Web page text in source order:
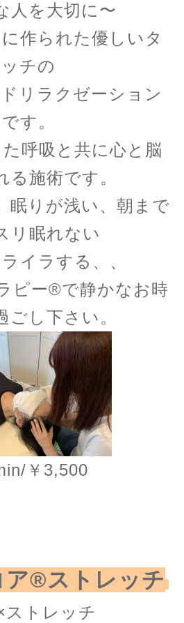
人を大切に〜
作られた優しいタ
ッチの
リラクゼーション
です。
呼吸と共に心と脳
る施術です。
眠りが浅い、朝まで
リ眠れない
イラする、、
ピー®︎で静かなお時
ごし下さい。
￥3,500
ア®︎ストレッチ
ストレッチ